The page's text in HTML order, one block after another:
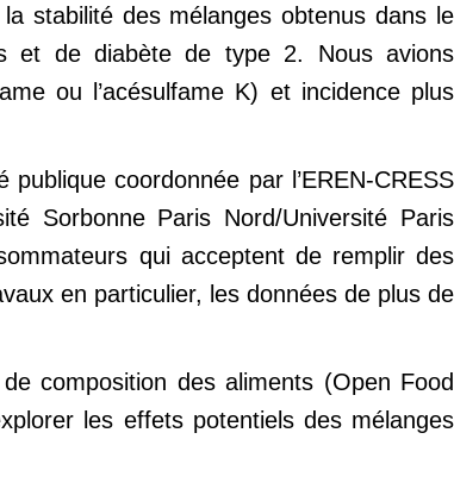
stabilité des mélanges obtenus dans le
et de diabète de type 2. Nous avions
ou l’acésulfame K) et incidence plus
coordonnée par l’EREN-CRESS
Sorbonne Paris Nord/Université Paris
qui acceptent de remplir des
en particulier, les données de plus de
composition des aliments (Open Food
les effets potentiels des mélanges